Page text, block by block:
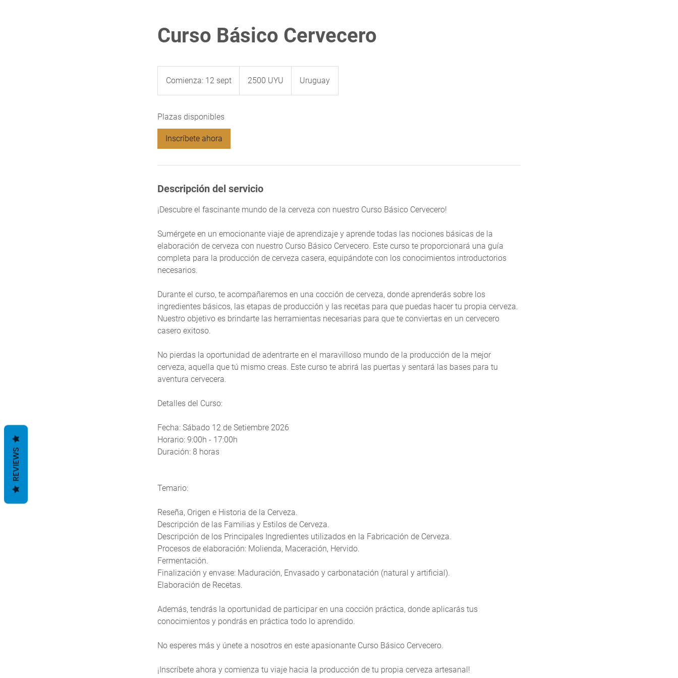
Curso Básico Cervecero
Comienza: 12 sept
o
a
1
s
p
t
uruguayos
2500 UYU Uruguay
Plazas disponibles
Inscríbete ahora
Descripción del servicio
¡Descubre el fascinante mundo de la cerveza con nuestro Curso Básico Cervecero!
Sumérgete en un emocionante viaje de aprendizaje y aprende todas las nociones básicas de la
elaboración de cerveza con nuestro Curso Básico Cervecero. Este curso te proporcionará una guía
completa para la producción de cerveza casera, equipándote con los conocimientos introductorios
necesarios.
Durante el curso, te acompañaremos en una cocción de cerveza, donde aprenderás sobre los
ingredientes básicos, las etapas de producción y las recetas para que puedas hacer tu propia cerveza.
Nuestro objetivo es brindarte las herramientas necesarias para que te conviertas en un cervecero
casero exitoso.
No pierdas la oportunidad de adentrarte en el maravilloso mundo de la producción de la mejor
cerveza, aquella que tú mismo creas. Este curso te abrirá las puertas y sentará las bases para tu
aventura cervecera.
Detalles del Curso:
Fecha: Sábado 12 de Setiembre 2026
Horario: 9:00h - 17:00h
Duración: 8 horas
Temario:
Reseña, Origen e Historia de la Cerveza.
Descripción de las Familias y Estilos de Cerveza.
Descripción de los Principales Ingredientes utilizados en la Fabricación de Cerveza.
Procesos de elaboración: Molienda, Maceración, Hervido.
Fermentación.
Finalización y envase: Maduración, Envasado y carbonatación (natural y artificial).
Elaboración de Recetas.
Además, tendrás la oportunidad de participar en una cocción práctica, donde aplicarás tus
conocimientos y pondrás en práctica todo lo aprendido.
No esperes más y únete a nosotros en este apasionante Curso Básico Cervecero.
¡Inscríbete ahora y comienza tu viaje hacia la producción de tu propia cerveza artesanal!
REVIEWS